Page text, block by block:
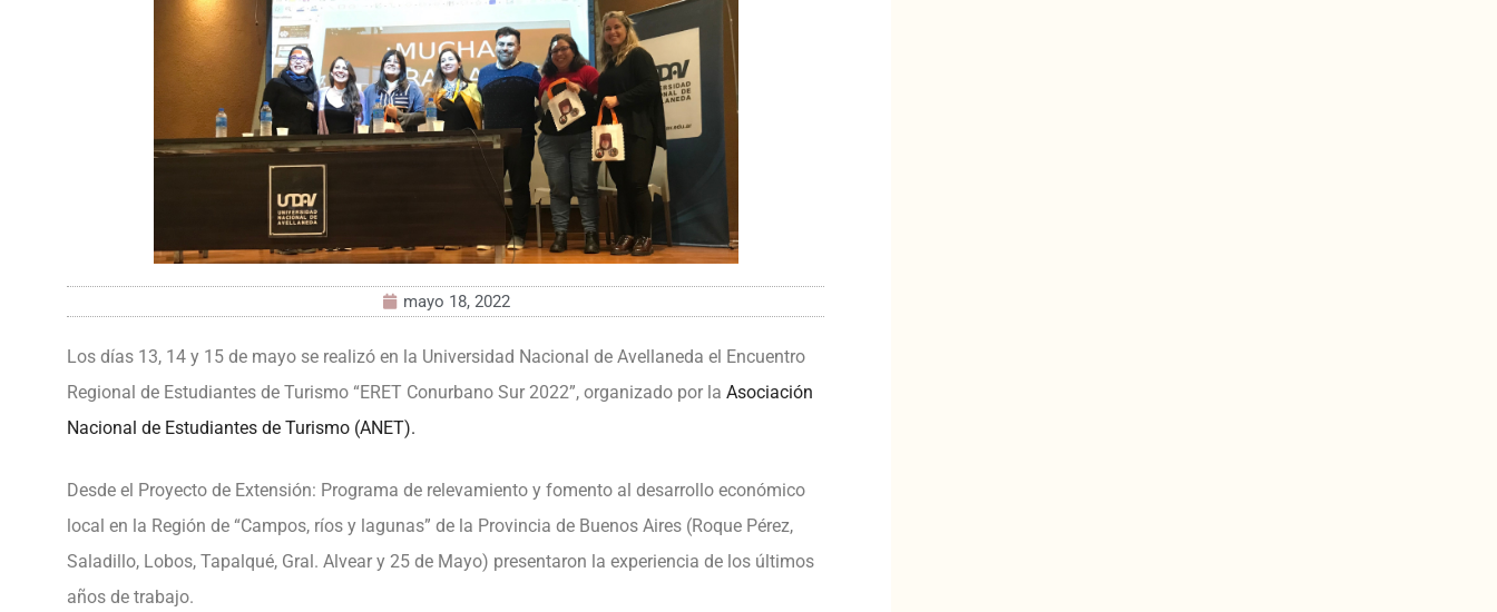
mayo 18, 2022
Los días 13, 14 y 15 de mayo se realizó en la Universidad Nacional de Avellaneda el Encuentro
Regional de Estudiantes de Turismo “ERET Conurbano Sur 2022”, organizado por la Asociación
Nacional de Estudiantes de Turismo (ANET).
Desde el Proyecto de Extensión: Programa de relevamiento y fomento al desarrollo económico
local en la Región de “Campos, ríos y lagunas” de la Provincia de Buenos Aires (Roque Pérez,
Saladillo, Lobos, Tapalqué, Gral. Alvear y 25 de Mayo) presentaron la experiencia de los últimos
años de trabajo.